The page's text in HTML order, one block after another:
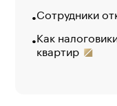
Сотрудники
Как
квартир